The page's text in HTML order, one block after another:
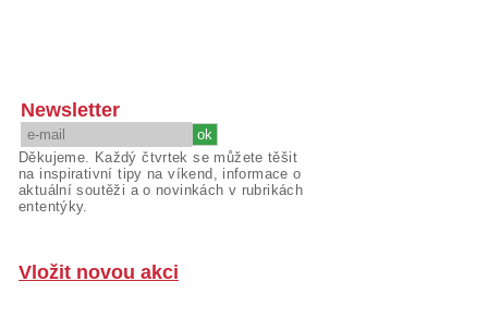
Newsletter
Děkujeme. Každý čtvrtek se můžete těšit
na inspirativní tipy na víkend, informace o
aktuální soutěži a o novinkách v rubrikách
ententýky.
Vložit novou akci